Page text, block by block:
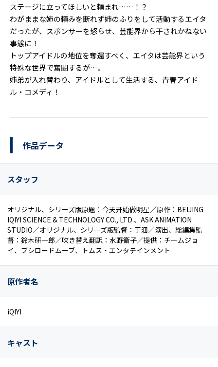
ステージに立ってほしいと頼まれ……！？
わがままな姉の頼みを断れず姉のふりをして活動するエイタ
だったが、スポンサーを怒らせ、芸能界から干されかねない
事態に！
トップアイドルの地位を奪還すべく、エイタは芸能界という
特殊な世界で奮闘するが…。
姉弟が入れ替わり、アイドルとして生活する、青春アイド
ル・コメディ！
作品データ
スタッフ
オリジナル、シリーズ版原題：今天开始做明星／原作：BEIJING
IQIYI SCIENCE & TECHNOLOGY CO., LTD.、ASK ANIMATION
STUDIO／オリジナル、シリーズ版監督：于沺／演出、総編集監
督：鈴木研一郎／吹き替え翻訳：水野衛子／提供：チームジョ
イ、ブシロードムーブ、トムス・エンタテインメント
原作者名
iQIYI
キャスト